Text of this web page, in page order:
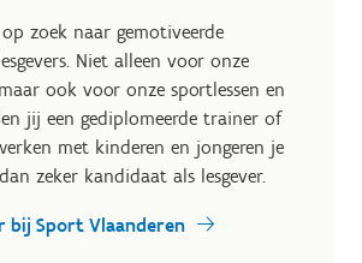
zoek naar gemotiveerde
Niet alleen voor onze
ook voor onze sportlessen en
jij een gediplomeerde trainer of
met kinderen en jongeren je
zeker kandidaat als lesgever.
bij Sport Vlaanderen